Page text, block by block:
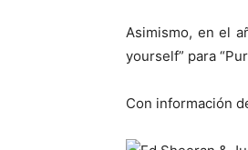
Asimismo, en el
yourself” para
Con información